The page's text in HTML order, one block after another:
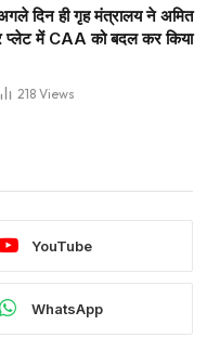
दिन ही गृह मंत्रालय ने अमित
प्लेट में CAA को बदल कर किया
218 Views
YouTube
WhatsApp